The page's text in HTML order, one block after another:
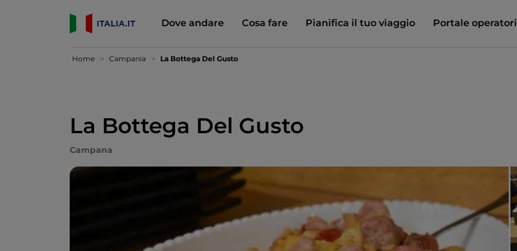
Dove andare Cosa fare Pianifica il tuo viaggio Portale operatori
Home Campania La Bottega Del Gusto
La Bottega Del Gusto
Campana